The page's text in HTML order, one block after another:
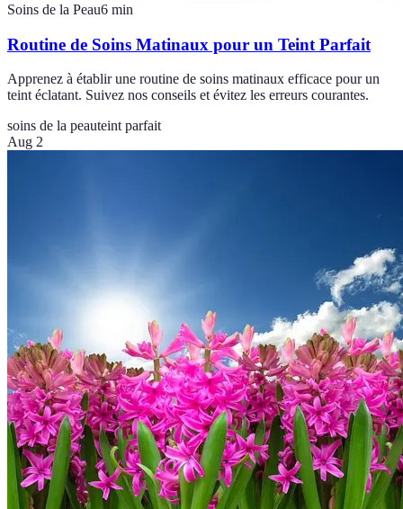
Soins de la Peau6 min
Routine de Soins Matinaux pour un Teint Parfait
Apprenez à établir une routine de soins matinaux efficace pour un
teint éclatant. Suivez nos conseils et évitez les erreurs courantes.
soins de la peauteint parfait
Aug 2